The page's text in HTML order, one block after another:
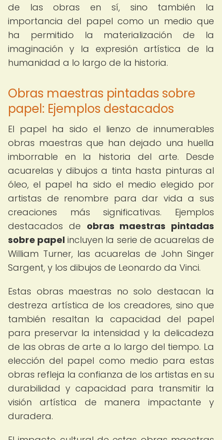
de las obras en sí, sino también la
importancia del papel como un medio que
ha permitido la materialización de la
imaginación y la expresión artística de la
humanidad a lo largo de la historia.
Obras maestras pintadas sobre
papel: Ejemplos destacados
El papel ha sido el lienzo de innumerables
obras maestras que han dejado una huella
imborrable en la historia del arte. Desde
acuarelas y dibujos a tinta hasta pinturas al
óleo, el papel ha sido el medio elegido por
artistas de renombre para dar vida a sus
creaciones más significativas. Ejemplos
destacados de obras maestras pintadas
sobre papel incluyen la serie de acuarelas de
William Turner, las acuarelas de John Singer
Sargent, y los dibujos de Leonardo da Vinci.
Estas obras maestras no solo destacan la
destreza artística de los creadores, sino que
también resaltan la capacidad del papel
para preservar la intensidad y la delicadeza
de las obras de arte a lo largo del tiempo. La
elección del papel como medio para estas
obras refleja la confianza de los artistas en su
durabilidad y capacidad para transmitir la
visión artística de manera impactante y
duradera.